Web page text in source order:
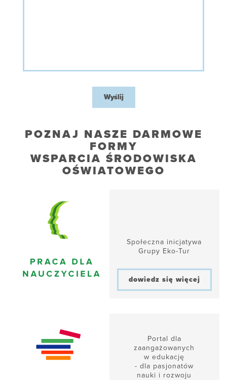
Wyślij
POZNAJ NASZE DARMOWE
FORMY
WSPARCIA ŚRODOWISKA
OŚWIATOWEGO
Społeczna inicjatywa
Grupy Eko-Tur
dowiedz się więcej
Portal dla
zaangażowanych
w edukację
- dla pasjonatów
nauki i rozwoju